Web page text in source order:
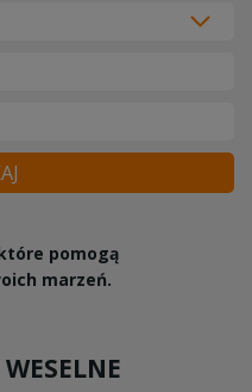
pomogą
marzeń.
WESELNE